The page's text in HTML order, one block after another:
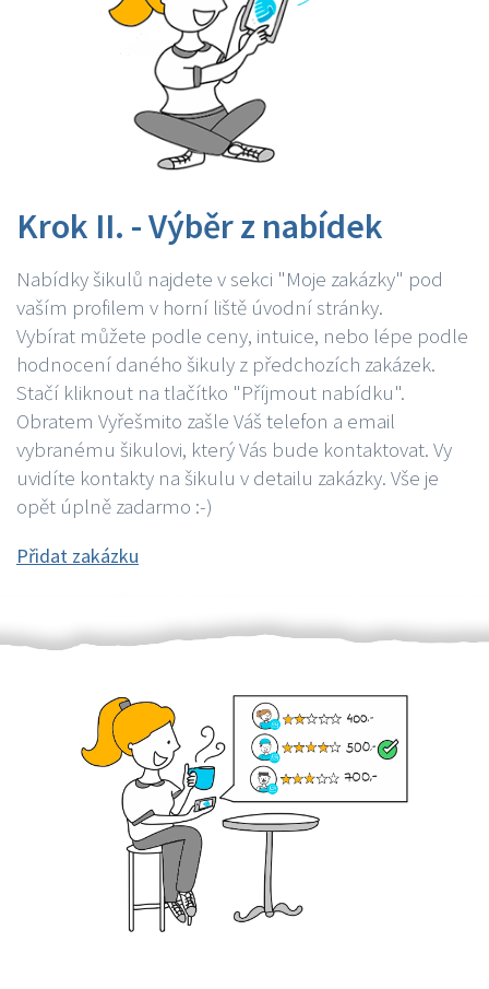
Krok II. - Výběr z nabídek
Nabídky šikulů najdete v sekci "Moje zakázky" pod
vaším profilem v horní liště úvodní stránky.
Vybírat můžete podle ceny, intuice, nebo lépe podle
hodnocení daného šikuly z předchozích zakázek.
Stačí kliknout na tlačítko "Příjmout nabídku".
Obratem Vyřešmito zašle Váš telefon a email
vybranému šikulovi, který Vás bude kontaktovat. Vy
uvidíte kontakty na šikulu v detailu zakázky. Vše je
opět úplně zadarmo :-)
Přidat zakázku